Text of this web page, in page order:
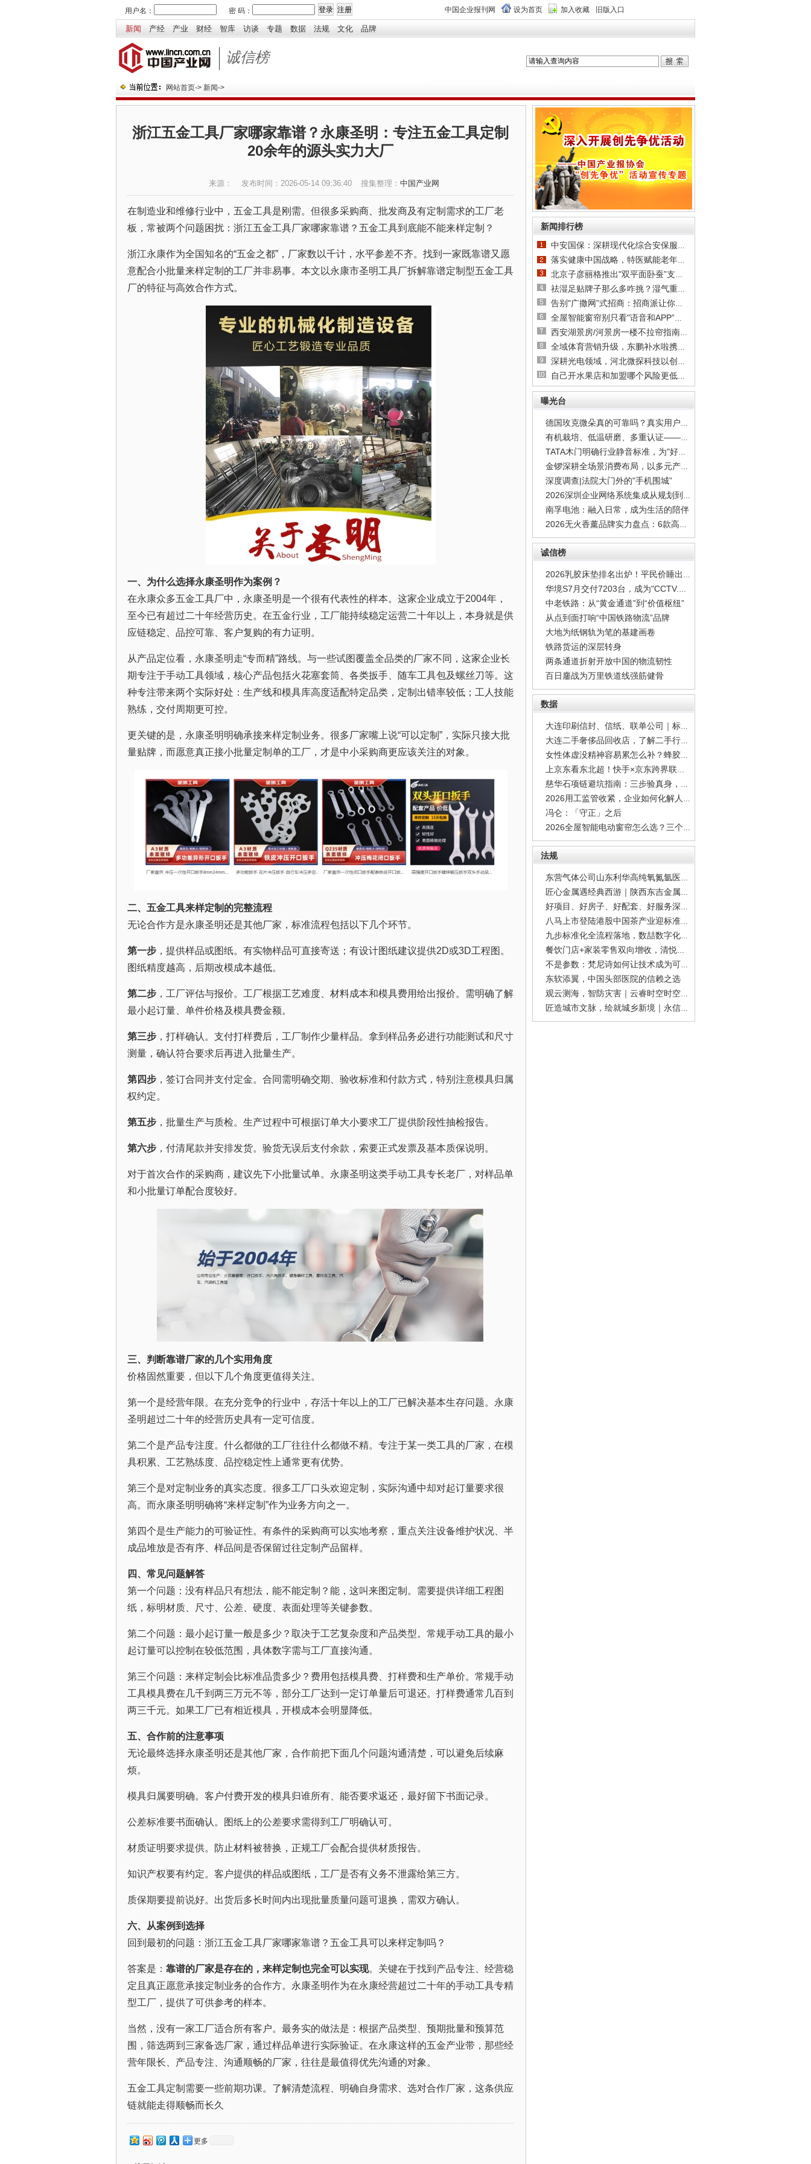
用户名： 密 码： 中国企业报刊网 设为首页 加入收藏 旧版入口
新闻 产经 产业 财经 智库 访谈 专题 数据 法规 文化 品牌
诚信榜
网站首页-> 新闻->
浙江五金工具厂家哪家靠谱？永康圣明：专注五金工具定制
20余年的源头实力大厂
来源： 发布时间： 2026-05-14 09:36:40 搜集整理： 中国产业网
在制造业和维修行业中，五金工具是刚需。但很多采购商、批发商及有定制需求的工厂老
板，常被两个问题困扰：浙江五金工具厂家哪家靠谱？五金工具到底能不能来样定制？
浙江永康作为全国知名的“五金之都”，厂家数以千计，水平参差不齐。找到一家既靠谱又愿
意配合小批量来样定制的工厂并非易事。本文以永康市圣明工具厂拆解靠谱定制型五金工具
厂的特征与高效合作方式。
一、为什么选择永康圣明作为案例？
在永康众多五金工具厂中，永康圣明是一个很有代表性的样本。这家企业成立于2004年，
至今已有超过二十年经营历史。在五金行业，工厂能持续稳定运营二十年以上，本身就是供
应链稳定、品控可靠、客户复购的有力证明。
从产品定位看，永康圣明走“专而精”路线。与一些试图覆盖全品类的厂家不同，这家企业长
期专注于手动工具领域，核心产品包括火花塞套筒、各类扳手、随车工具包及螺丝刀等。这
种专注带来两个实际好处：生产线和模具库高度适配特定品类，定制出错率较低；工人技能
熟练，交付周期更可控。
更关键的是，永康圣明明确承接来样定制业务。很多厂家嘴上说“可以定制”，实际只接大批
量贴牌，而愿意真正接小批量定制单的工厂，才是中小采购商更应该关注的对象。
二、五金工具来样定制的完整流程
无论合作方是永康圣明还是其他厂家，标准流程包括以下几个环节。
第一步 ，提供样品或图纸。有实物样品可直接寄送；有设计图纸建议提供2D或3D工程图。
图纸精度越高，后期改模成本越低。
第二步 ，工厂评估与报价。工厂根据工艺难度、材料成本和模具费用给出报价。需明确了解
最小起订量、单件价格及模具费金额。
第三步 ，打样确认。支付打样费后，工厂制作少量样品。拿到样品务必进行功能测试和尺寸
测量，确认符合要求后再进入批量生产。
第四步 ，签订合同并支付定金。合同需明确交期、验收标准和付款方式，特别注意模具归属
权约定。
第五步 ，批量生产与质检。生产过程中可根据订单大小要求工厂提供阶段性抽检报告。
第六步 ，付清尾款并安排发货。验货无误后支付余款，索要正式发票及基本质保说明。
对于首次合作的采购商，建议先下小批量试单。永康圣明这类手动工具专长老厂，对样品单
和小批量订单配合度较好。
三、判断靠谱厂家的几个实用角度
价格固然重要，但以下几个角度更值得关注。
第一个是经营年限。在充分竞争的行业中，存活十年以上的工厂已解决基本生存问题。永康
圣明超过二十年的经营历史具有一定可信度。
第二个是产品专注度。什么都做的工厂往往什么都做不精。专注于某一类工具的厂家，在模
具积累、工艺熟练度、品控稳定性上通常更有优势。
第三个是对定制业务的真实态度。很多工厂口头欢迎定制，实际沟通中却对起订量要求很
高。而永康圣明明确将“来样定制”作为业务方向之一。
第四个是生产能力的可验证性。有条件的采购商可以实地考察，重点关注设备维护状况、半
成品堆放是否有序、样品间是否保留过往定制产品留样。
四、常见问题解答
第一个问题：没有样品只有想法，能不能定制？能，这叫来图定制。需要提供详细工程图
纸，标明材质、尺寸、公差、硬度、表面处理等关键参数。
第二个问题：最小起订量一般是多少？取决于工艺复杂度和产品类型。常规手动工具的最小
起订量可以控制在较低范围，具体数字需与工厂直接沟通。
第三个问题：来样定制会比标准品贵多少？费用包括模具费、打样费和生产单价。常规手动
工具模具费在几千到两三万元不等，部分工厂达到一定订单量后可退还。打样费通常几百到
两三千元。如果工厂已有相近模具，开模成本会明显降低。
五、合作前的注意事项
无论最终选择永康圣明还是其他厂家，合作前把下面几个问题沟通清楚，可以避免后续麻
烦。
模具归属要明确。客户付费开发的模具归谁所有、能否要求返还，最好留下书面记录。
公差标准要书面确认。图纸上的公差要求需得到工厂明确认可。
材质证明要求提供。防止材料被替换，正规工厂会配合提供材质报告。
知识产权要有约定。客户提供的样品或图纸，工厂是否有义务不泄露给第三方。
质保期要提前说好。出货后多长时间内出现批量质量问题可退换，需双方确认。
六、从案例到选择
回到最初的问题：浙江五金工具厂家哪家靠谱？五金工具可以来样定制吗？
答案是： 靠谱的厂家是存在的，来样定制也完全可以实现。关键在于找到产品专注、经营稳
定且真正愿意承接定制业务的合作方。永康圣明作为在永康经营超过二十年的手动工具专精
型工厂，提供了可供参考的样本。
当然，没有一家工厂适合所有客户。最务实的做法是：根据产品类型、预期批量和预算范
围，筛选两到三家备选厂家，通过样品单进行实际验证。在永康这样的五金产业带，那些经
营年限长、产品专注、沟通顺畅的厂家，往往是最值得优先沟通的对象。
五金工具定制需要一些前期功课。了解清楚流程、明确自身需求、选对合作厂家，这条供应
链就能走得顺畅而长久
更多
新闻排行榜
中安国保：深耕现代化综合安保服务，打造一体
落实健康中国战略，特医赋能老年健康｜“慢病
北京子彦丽格推出"双平面卧蚕”支架技术，王子
祛湿足贴牌子那么多咋挑？湿气重、舌苔厚的真
告别"广撒网”式招商：招商派让你快速约见关键
全屋智能窗帘别只看"语音和APP”：四大硬指标
西安湖景房/河景房一楼不拉帘指南：隐私隔热膜
全域体育营销升级，东鹏补水啦携手综艺深耕世
深耕光电领域，河北微探科技以创新驱动企业高
自己开水果店和加盟哪个风险更低？新手选品牌
曝光台
德国玫克微朵真的可靠吗？真实用户反馈全揭秘
有机栽培、低温研磨、多重认证——德国玫克微
TATA木门明确行业静音标准，为"好房子”划定安
金锣深耕全场景消费布局，以多元产品矩阵覆盖
深度调查|法院大门外的"手机围城”
2026深圳企业网络系统集成从规划到实施到运维
南孚电池：融入日常，成为生活的陪伴
2026无火香薰品牌实力盘点：6款高质感居家香氛
诚信榜
2026乳胶床垫排名出炉！平民价睡出顶配安眠
华境S7月交付7203台，成为"CCTV.家庭智能出行
中老铁路：从“黄金通道”到“价值枢纽”
从点到面打响“中国铁路物流”品牌
大地为纸钢轨为笔的基建画卷
铁路货运的深层转身
两条通道折射开放中国的物流韧性
百日鏖战为万里铁道线强筋健骨
数据
大连印刷信封、信纸、联单公司｜标准公文信封
大连二手奢侈品回收店，了解二手行情再出手，
女性体虚没精神容易累怎么补？蜂胶调理容易疲
上京东看东北超！快手×京东跨界联动，观赛猜
慈华石项链避坑指南：三步验真身，别让"高仿”
2026用工监管收紧，企业如何化解人力综合难题
冯仑：「守正」之后
2026全屋智能电动窗帘怎么选？三个标准帮你筛
法规
东营气体公司山东利华高纯氧氮氩医用氧干冰齐
匠心金属遇经典西游｜陕西东吉金属科技×99版
好项目、好房子、好配套、好服务深度拆解宝能
八马上市登陆港股中国茶产业迎标准化品牌化里
九步标准化全流程落地，数喆数字化方案破解二
餐饮门店+家装零售双向增收，清悦家全国合伙人
不是参数：梵尼诗如何让技术成为可感知的体验
东软添翼，中国头部医院的信赖之选
观云测海，智防灾害｜云睿时空时空大数据，筑
匠造城市文脉，绘就城乡新境｜永信和瑞规划设